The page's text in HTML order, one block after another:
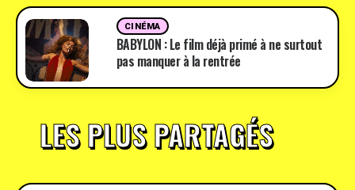
CINÉMA
BABYLON : Le film déjà primé à ne surtout
pas manquer à la rentrée
LES PLUS PARTAGÉS